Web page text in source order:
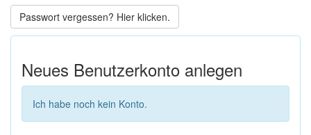
Passwort vergessen? Hier klicken.
Neues Benutzerkonto anlegen
Ich habe noch kein Konto.